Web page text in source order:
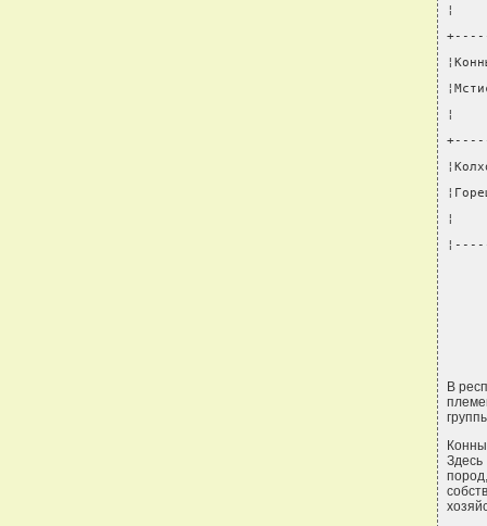
¦
¦
¦
В